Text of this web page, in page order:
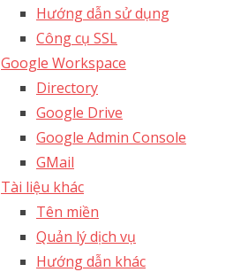
Hướng dẫn sử dụng
Công cụ SSL
Google Workspace
Directory
Google Drive
Google Admin Console
GMail
Tài liệu khác
Tên miền
Quản lý dịch vụ
Hướng dẫn khác